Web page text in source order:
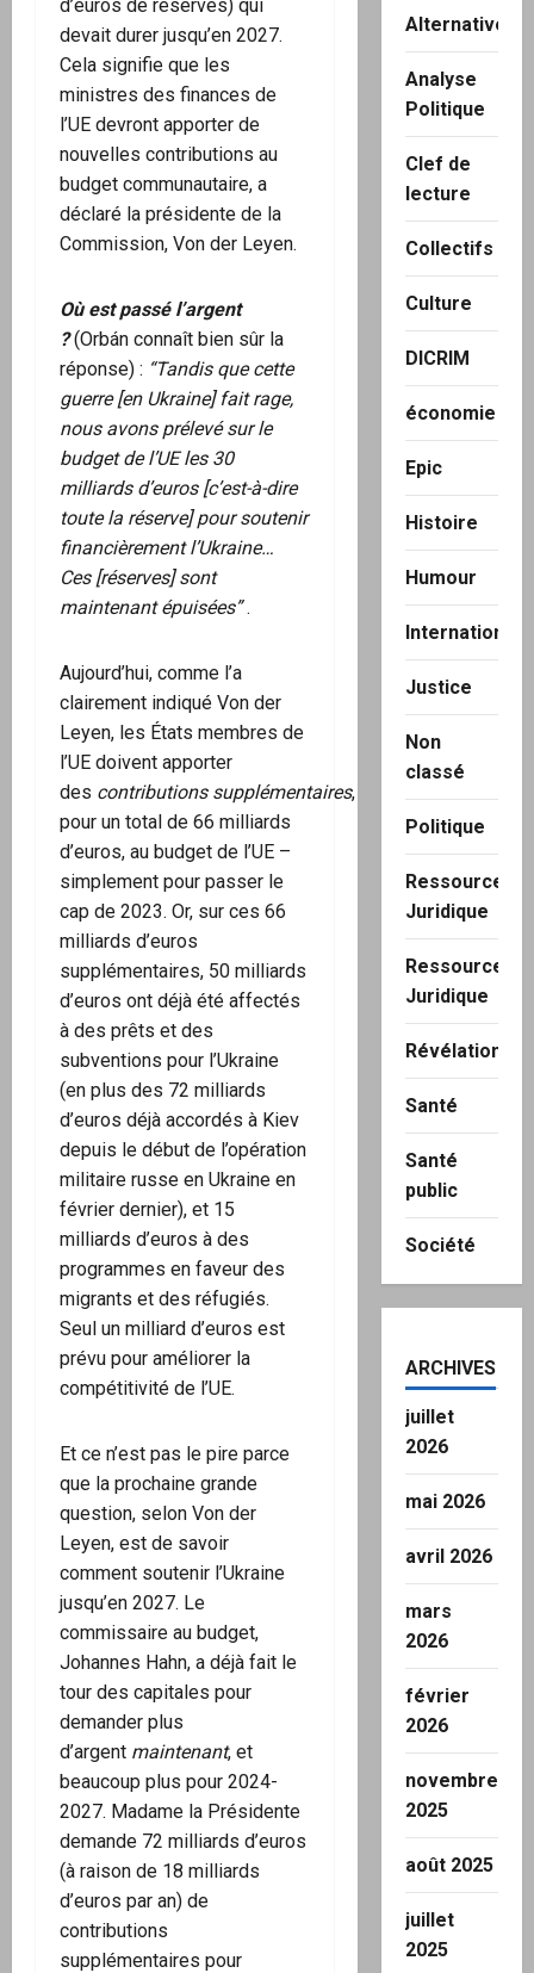
d’euros de réserves) qui
devait durer jusqu’en 2027.
Cela signifie que les
ministres des finances de
l’UE devront apporter de
nouvelles contributions au
budget communautaire, a
déclaré la présidente de la
Commission, Von der Leyen.
Où est passé l’argent
?(Orbán connaît bien sûr la
réponse) : “Tandis que cette
guerre [en Ukraine] fait rage,
nous avons prélevé sur le
budget de l’UE les 30
milliards d’euros [c’est-à-dire
toute la réserve] pour soutenir
financièrement l’Ukraine…
Ces [réserves] sont
maintenant épuisées”.
Aujourd’hui, comme l’a
clairement indiqué Von der
Leyen, les États membres de
l’UE doivent apporter
des contributions supplémentaires,
pour un total de 66 milliards
d’euros, au budget de l’UE –
simplement pour passer le
cap de 2023. Or, sur ces 66
milliards d’euros
supplémentaires, 50 milliards
d’euros ont déjà été affectés
à des prêts et des
subventions pour l’Ukraine
(en plus des 72 milliards
d’euros déjà accordés à Kiev
depuis le début de l’opération
militaire russe en Ukraine en
février dernier), et 15
milliards d’euros à des
programmes en faveur des
migrants et des réfugiés.
Seul un milliard d’euros est
prévu pour améliorer la
compétitivité de l’UE.
Et ce n’est pas le pire parce
que la prochaine grande
question, selon Von der
Leyen, est de savoir
comment soutenir l’Ukraine
jusqu’en 2027. Le
commissaire au budget,
Johannes Hahn, a déjà fait le
tour des capitales pour
demander plus
d’argent maintenant, et
beaucoup plus pour 2024-
2027. Madame la Présidente
demande 72 milliards d’euros
(à raison de 18 milliards
d’euros par an) de
contributions
supplémentaires pour
Alternatives
Analyse
Politique
Clef de
lecture
Collectifs
Culture
DICRIM
économie
Epic
Histoire
Humour
International
Justice
Non
classé
Politique
Ressource
Juridique
Ressource
Juridique
Révélation
Santé
Santé
public
Société
ARCHIVES
juillet
2026
mai 2026
avril 2026
mars
2026
février
2026
novembre
2025
août 2025
juillet
2025